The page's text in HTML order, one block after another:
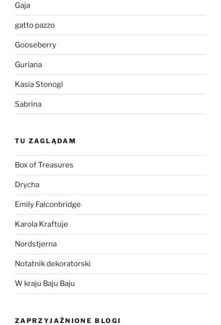
Gaja
gatto pazzo
Gooseberry
Guriana
Kasia Stonogi
Sabrina
TU ZAGLĄDAM
Box of Treasures
Drycha
Emily Falconbridge
Karola Kraftuje
Nordstjerna
Notatnik dekoratorski
W kraju Baju Baju
ZAPRZYJAŹNIONE BLOGI